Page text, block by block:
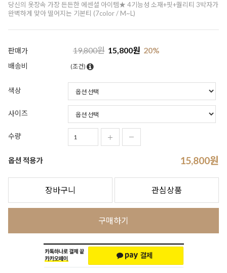
당신의 옷장속 가장 든든한 에센셜 아이템★ 4기능성 소재+핏+퀄리티 3박자가
완벽하게 맞아 떨어지는 기본티 (7color / M~L)
판매가 19,800원 15,800원 20%
배송비 (조건)
색상
사이즈
수량
옵션 적용가 15,800원
장바구니 관심상품
구매하기